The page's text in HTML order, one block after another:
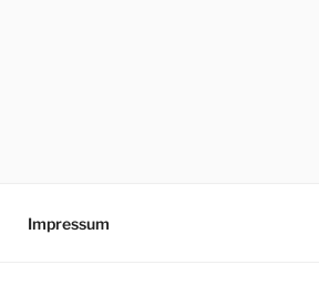
Impressum